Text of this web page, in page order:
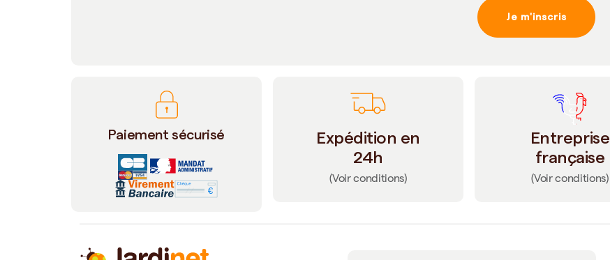
Je m'inscris
Paiement sécurisé
Expédition en
24h
(Voir conditions)
Entreprise
française
(Voir conditions)